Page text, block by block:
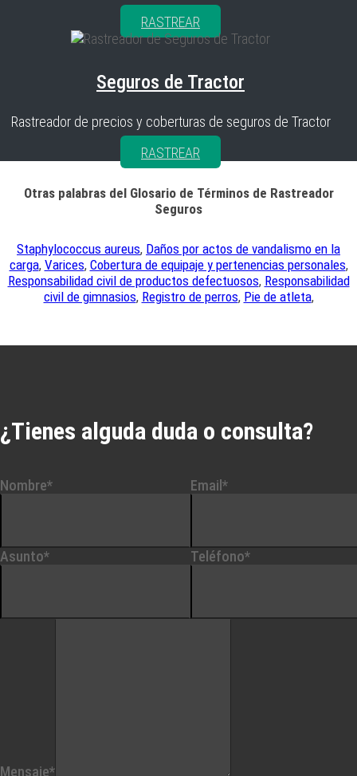
RASTREAR
Seguros de Tractor
Rastreador de precios y coberturas de seguros de Tractor
RASTREAR
Otras palabras del Glosario de Términos de Rastreador
Seguros
Staphylococcus aureus, Daños por actos de vandalismo en la
carga, Varices, Cobertura de equipaje y pertenencias personales,
Responsabilidad civil de productos defectuosos, Responsabilidad
civil de gimnasios, Registro de perros, Pie de atleta,
¿Tienes alguda duda o consulta?
Nombre*
Asunto*
Email*
Teléfono*
Mensaje*